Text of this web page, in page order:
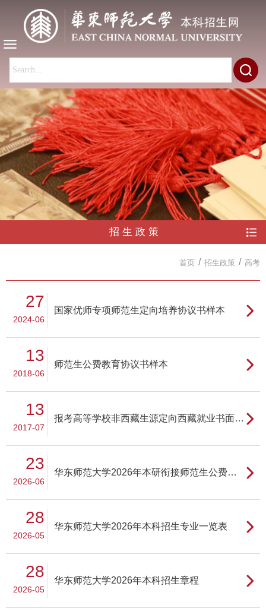
招生政策
首页 / 招生政策 / 高考
27
2024-06
国家优师专项师范生定向培养协议书样本
13
2018-06
师范生公费教育协议书样本
13
2017-07
报考高等学校非西藏生源定向西藏就业书面申请
23
2026-06
华东师范大学2026年本研衔接师范生公费教育履约任教范围
28
2026-05
华东师范大学2026年本科招生专业一览表
28
2026-05
华东师范大学2026年本科招生章程